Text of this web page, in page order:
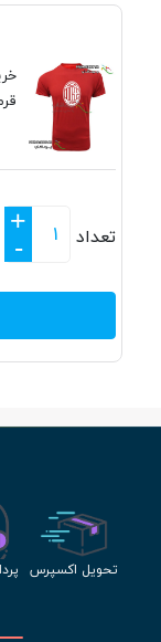
تعداد
+
-
تحویل اکسپرس